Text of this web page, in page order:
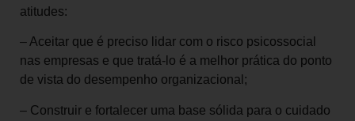
atitudes:
– Aceitar que é preciso lidar com o risco psicossocial
nas empresas e que tratá-lo é a melhor prática do ponto
de vista do desempenho organizacional;
– Construir e fortalecer uma base sólida para o cuidado